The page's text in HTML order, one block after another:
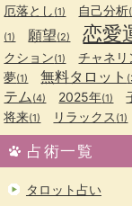
厄落とし (1) 自己分析
(1) 願望(2) 恋愛
クション(1) チャネリ
夢(1) 無料タロット
テム(4) 2025年(1)
将来(1) リラックス (1)
占術一覧
タロット占い